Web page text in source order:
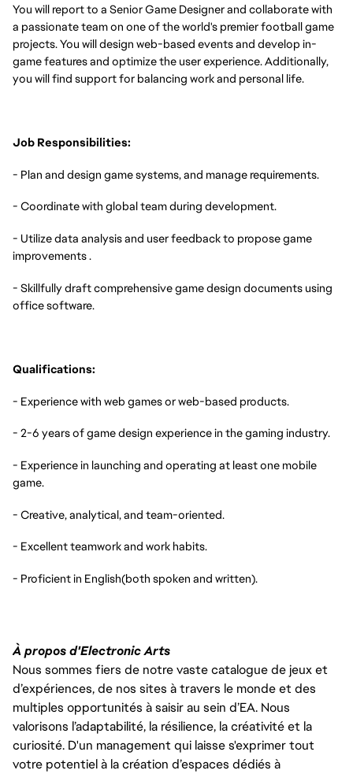
You will report to a Senior Game Designer and collaborate with
a passionate team on one of the world's premier football game
projects. You will design web-based events and develop in-
game features and optimize the user experience. Additionally,
you will find support for balancing work and personal life.
Job Responsibilities:
- Plan and design game systems, and manage requirements.
- Coordinate with global team during development.
- Utilize data analysis and user feedback to propose game
improvements .
- Skillfully draft comprehensive game design documents using
office software.
Qualifications:
- Experience with web games or web-based products.
- 2-6 years of game design experience in the gaming industry.
- Experience in launching and operating at least one mobile
game.
- Creative, analytical, and team-oriented.
- Excellent teamwork and work habits.
- Proficient in English(both spoken and written).
À propos d'Electronic Arts
Nous sommes fiers de notre vaste catalogue de jeux et
d’expériences, de nos sites à travers le monde et des
multiples opportunités à saisir au sein d’EA. Nous
valorisons l’adaptabilité, la résilience, la créativité et la
curiosité. D'un management qui laisse s'exprimer tout
votre potentiel à la création d’espaces dédiés à